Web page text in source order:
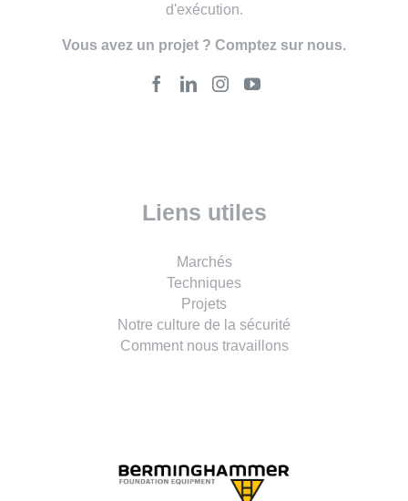
d'exécution.
Vous avez un projet ? Comptez sur nous.
Liens utiles
Marchés
Techniques
Projets
Notre culture de la sécurité
Comment nous travaillons